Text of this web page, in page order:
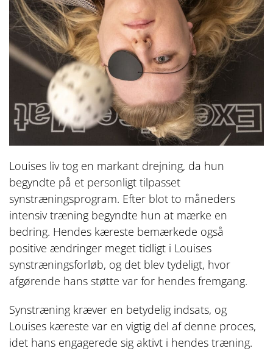
Louises liv tog en markant drejning, da hun
begyndte på et personligt tilpasset
synstræningsprogram. Efter blot to måneders
intensiv træning begyndte hun at mærke en
bedring. Hendes kæreste bemærkede også
positive ændringer meget tidligt i Louises
synstræningsforløb, og det blev tydeligt, hvor
afgørende hans støtte var for hendes fremgang.
Synstræning kræver en betydelig indsats, og
Louises kæreste var en vigtig del af denne proces,
idet hans engagerede sig aktivt i hendes træning.